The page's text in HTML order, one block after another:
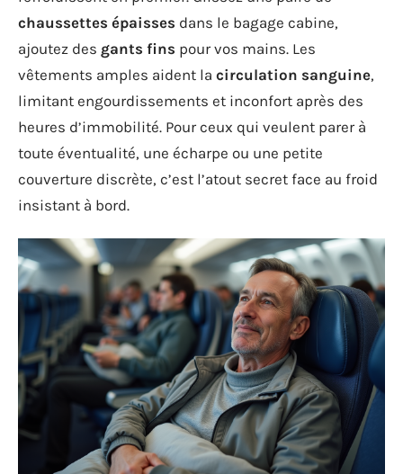
chaussettes épaisses dans le bagage cabine,
ajoutez des gants fins pour vos mains. Les
vêtements amples aident la circulation sanguine,
limitant engourdissements et inconfort après des
heures d’immobilité. Pour ceux qui veulent parer à
toute éventualité, une écharpe ou une petite
couverture discrète, c’est l’atout secret face au froid
insistant à bord.